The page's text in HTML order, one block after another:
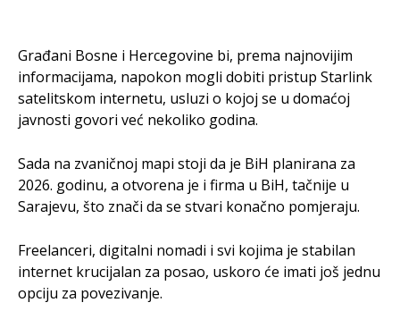
Građani Bosne i Hercegovine bi, prema najnovijim
informacijama, napokon mogli dobiti pristup Starlink
satelitskom internetu, usluzi o kojoj se u domaćoj
javnosti govori već nekoliko godina.
Sada na zvaničnoj mapi stoji da je BiH planirana za
2026. godinu, a otvorena je i firma u BiH, tačnije u
Sarajevu, što znači da se stvari konačno pomjeraju.
Freelanceri, digitalni nomadi i svi kojima je stabilan
internet krucijalan za posao, uskoro će imati još jednu
opciju za povezivanje.